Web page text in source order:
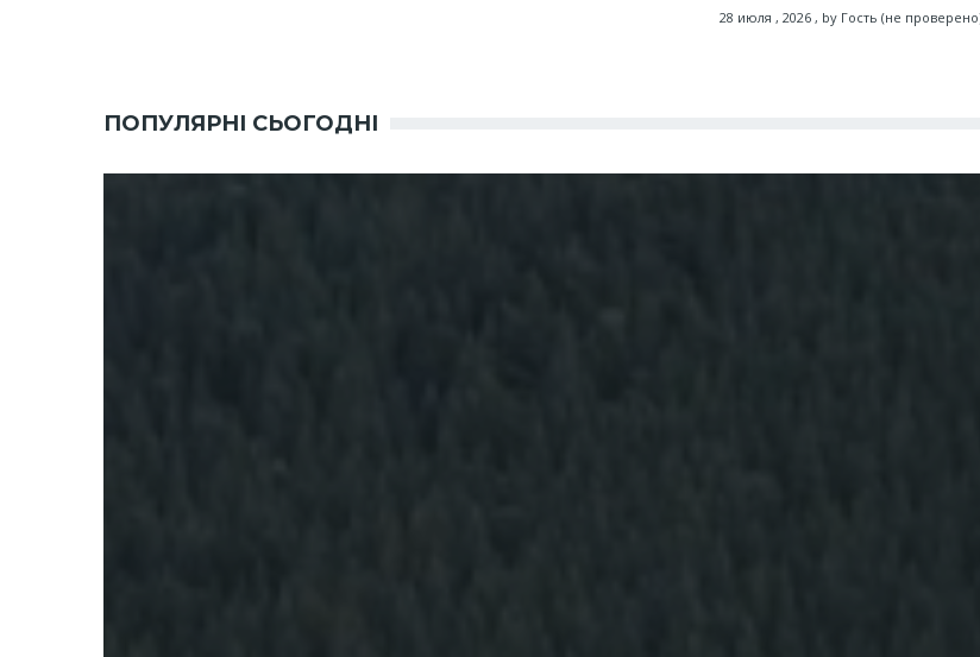
28 июля , 2026, by Гость (не
ПОПУЛЯРНІ СЬОГОДНІ